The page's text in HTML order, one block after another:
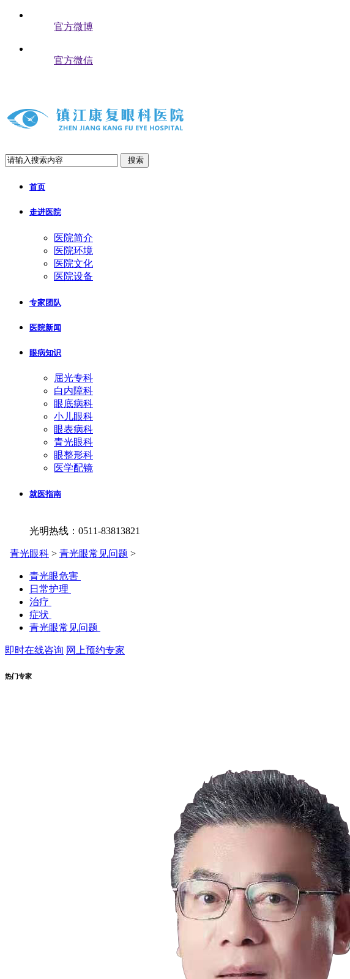
官方微博
官方微信
搜索
首页
走进医院
医院简介
医院环境
医院文化
医院设备
专家团队
医院新闻
眼病知识
屈光专科
白内障科
眼底病科
小儿眼科
眼表病科
青光眼科
眼整形科
医学配镜
就医指南
光明热线：0511-83813821
青光眼科 > 青光眼常见问题 >
青光眼危害
日常护理
治疗
症状
青光眼常见问题
即时在线咨询 网上预约专家
热门专家